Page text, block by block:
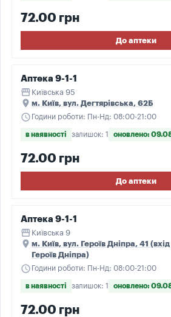
72.00 грн
До аптеки
Аптека 9-1-1
storefront Київська 95
place м. Київ, вул. Дегтярівська, 62Б
schedule Години роботи: Пн-Нд: 08:00-21:00
в наявності залишок: 1 оновлено:
72.00 грн
До аптеки
Аптека 9-1-1
storefront Київська 9
place м. Київ, вул. Героїв Дніпра, 41
Героїв Дніпра)
schedule Години роботи: Пн-Нд: 08:00-21:00
в наявності залишок: 1 оновлено:
72.00 грн